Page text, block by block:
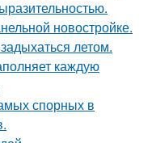
новостройке.
летом.
каждую
спорных в